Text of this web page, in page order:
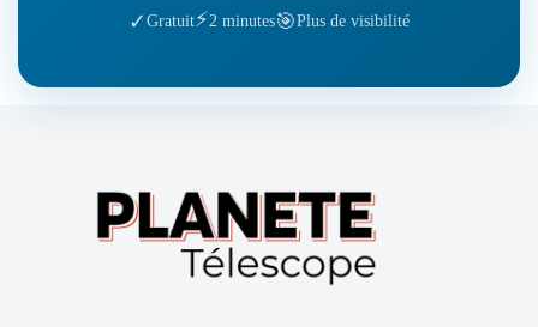
✓ Gratuit⚡2 minutes🎯Plus de visibilité